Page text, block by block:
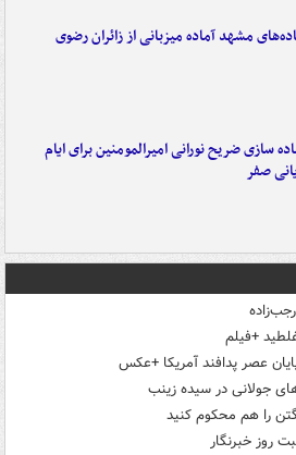
مشهد آماده میزبانی از زائران رضوی
سازی ضریح نورانی امیرالمومنین برای ایام
صفر
+فیلم
جولانی در سیده زینب
را هم محکوم کنید
روز خبرنگار